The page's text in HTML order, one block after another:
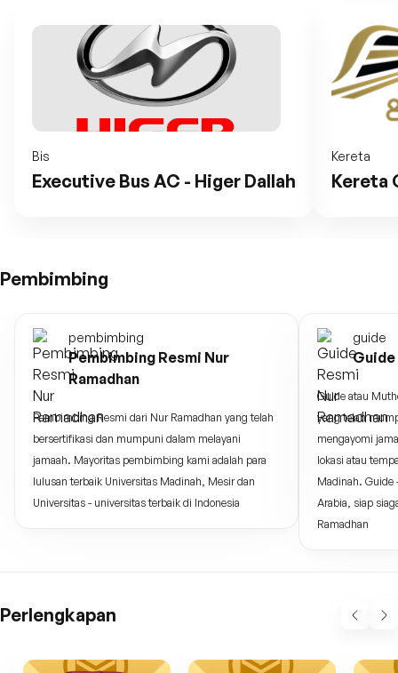
Bis
Executive Bus AC - Higer Dallah
Kereta
Kereta
Pembimbing
pembimbing
Pembimbing Resmi Nur
Ramadhan
Pembimbing Resmi dari Nur Ramadhan yang telah
bersertifikasi dan mumpuni dalam melayani
jamaah. Mayoritas pembimbing kami adalah para
lulusan terbaik Universitas Madinah, Mesir dan
Universitas - universitas terbaik di Indonesia
guide
Guide
Guide atau
yang telah
mengayomi
lokasi atau
Madinah. Guide
Arabia, siap
Ramadhan
Perlengkapan